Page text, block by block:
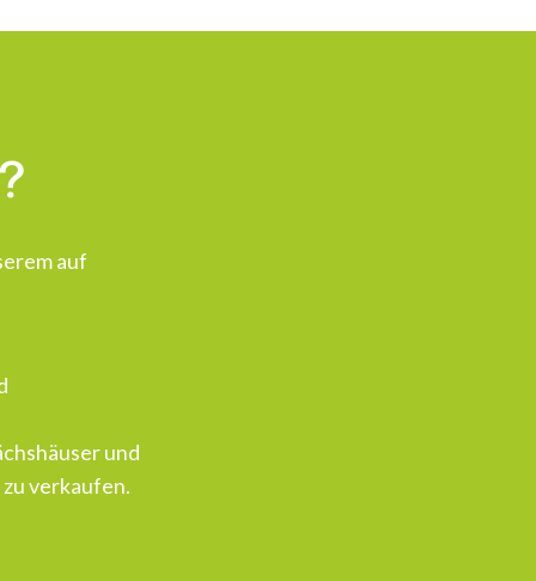
auf
und
verkaufen.